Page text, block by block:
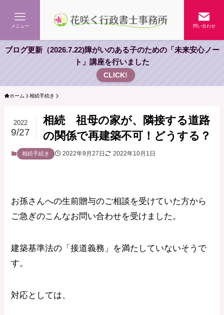
問い合わせ
メニュー
ブログ更新（2026.7.22)障がいのある子のための「未来安心ノー
ト」講座を行いました
CLICK!
ホーム 相続手続き
相続 祖母の家が、隣接する道路
の関係で再建築不可！どうする？
2022
9/27
相続手続き 2022年9月27日 2022年10月1日
お孫さんへの生前贈与のご相談を受けていた方から
ご急ぎのこんなお問い合わせを受けました。
建築基準法の「接道義務」を満たしていないそうで
す。
対応としては、